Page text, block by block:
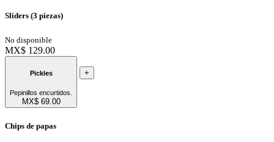
Sliders (3 piezas)
No disponible
MX$ 129.00
Pickles
Pepinillos encurtidos.
MX$ 69.00
+
Chips de papas